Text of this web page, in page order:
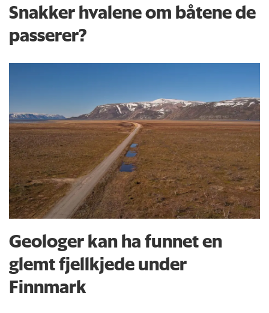
Snakker hvalene om båtene de
passerer?
Geologer kan ha funnet en
glemt fjellkjede under
Finnmark